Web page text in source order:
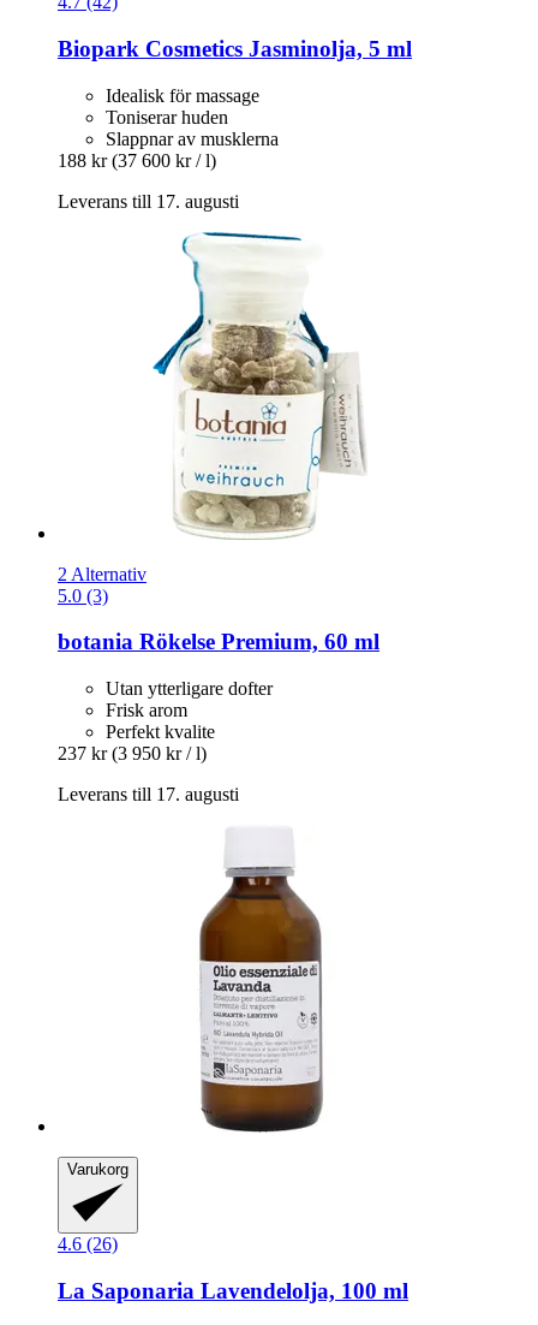
Biopark Cosmetics Jasminolja, 5 ml
Idealisk för massage
Toniserar huden
Slappnar av musklerna
188 kr (37 600 kr / l)
Leverans till 17. augusti
2 Alternativ
5.0 (3)
botania Rökelse Premium, 60 ml
Utan ytterligare dofter
Frisk arom
Perfekt kvalite
237 kr (3 950 kr / l)
Leverans till 17. augusti
Varukorg
4.6 (26)
La Saponaria Lavendelolja, 100 ml